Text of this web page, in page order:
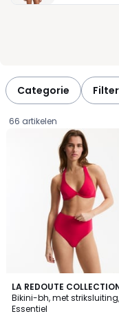
Categorie
66 artikelen
LA REDOUTE
Bikini-bh, met striksluiting,
Essentiel
4
/
5
2
Kleuren